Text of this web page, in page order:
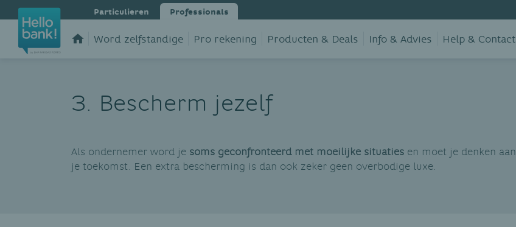
Particulieren Professionals
Word zelfstandige Pro rekening Producten & Deals Info & Advies Help & Contact
3. Bescherm jezelf
Als ondernemer word je soms geconfronteerd met moeilijke situaties en moet je denken aan
je toekomst. Een extra bescherming is dan ook zeker geen overbodige luxe.